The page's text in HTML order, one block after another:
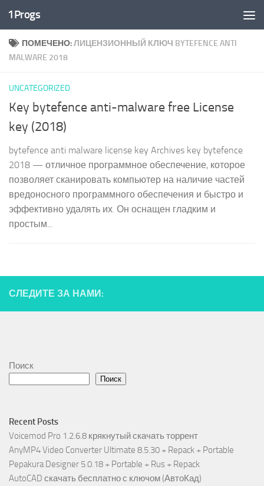
Перейти к содержимому
1Progs
ПОМЕЧЕНО:ЛИЦЕНЗИОННЫЙ КЛЮЧ BYTEFENCE ANTI
MALWARE 2018
UNCATEGORIZED
Key bytefence anti-malware free License
key (2018)
bytefence anti malware license key Archives key bytefence
2018 — отличное программное обеспечение, которое
позволяет сканировать компьютер на наличие частей
вредоносного программного обеспечения и быстро и
эффективно удалять их. Он оснащен гладким и
простым...
СЛЕДИТЕ ЗА НАМИ:
Поиск
Поиск
Recent Posts
Voicemod Pro 1.2.6.8 крякнутый скачать торрент
AnyMP4 Video Converter Ultimate 8.5.30 + Repack + Portable
Pepakura Designer 5.0.18 + Portable + Rus + Repack
AutoCAD скачать бесплатно с ключом (АвтоКад)